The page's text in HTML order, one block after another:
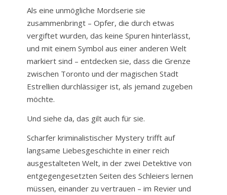
Als eine unmögliche Mordserie sie
zusammenbringt – Opfer, die durch etwas
vergiftet wurden, das keine Spuren hinterlässt,
und mit einem Symbol aus einer anderen Welt
markiert sind – entdecken sie, dass die Grenze
zwischen Toronto und der magischen Stadt
Estrellien durchlässiger ist, als jemand zugeben
möchte.
Und siehe da, das gilt auch für sie.
Scharfer kriminalistischer Mystery trifft auf
langsame Liebesgeschichte in einer reich
ausgestalteten Welt, in der zwei Detektive von
entgegengesetzten Seiten des Schleiers lernen
müssen, einander zu vertrauen – im Revier und